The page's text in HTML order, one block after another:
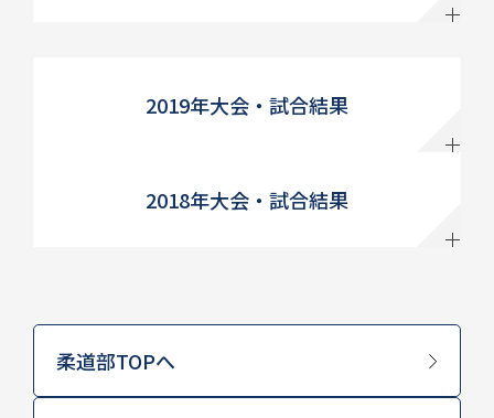
2019年大会・試合結果
2018年大会・試合結果
柔道部TOPへ